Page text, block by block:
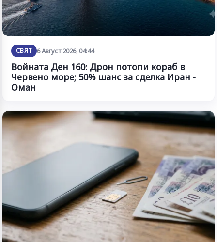
СВЯТ 6 Август 2026, 04:44
Войната Ден 160: Дрон потопи кораб в
Червено море; 50% шанс за сделка Иран -
Оман